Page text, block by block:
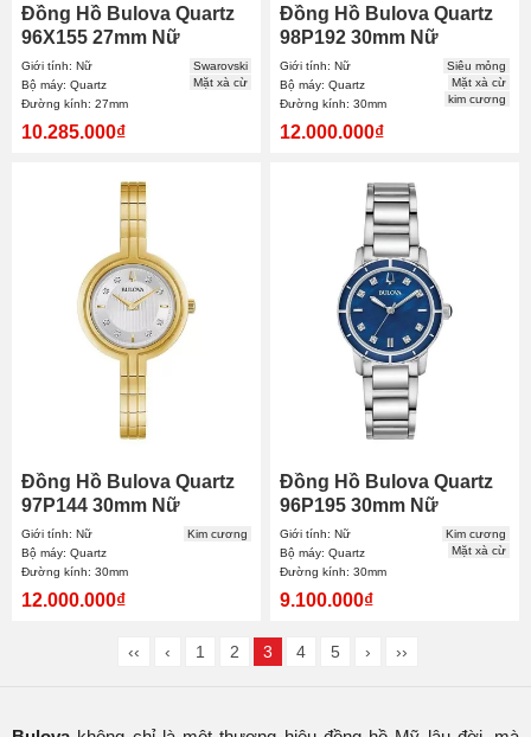
Đồng Hồ Bulova Quartz
96X155 27mm Nữ
Giới tính: Nữ
Bộ máy: Quartz
Đường kính: 27mm
Swarovski
Mặt xà cừ
10.285.000₫
Đồng Hồ Bulova Quartz
98P192 30mm Nữ
Giới tính: Nữ
Bộ máy: Quartz
Đường kính: 30mm
Siêu mỏng
Mặt xà cừ
kim cương
12.000.000₫
Đồng Hồ Bulova Quartz
97P144 30mm Nữ
Giới tính: Nữ
Bộ máy: Quartz
Đường kính: 30mm
Kim cương
12.000.000₫
Đồng Hồ Bulova Quartz
96P195 30mm Nữ
Giới tính: Nữ
Bộ máy: Quartz
Đường kính: 30mm
Kim cương
Mặt xà cừ
9.100.000₫
‹‹ ‹ 1 2 3 4 5 › ››